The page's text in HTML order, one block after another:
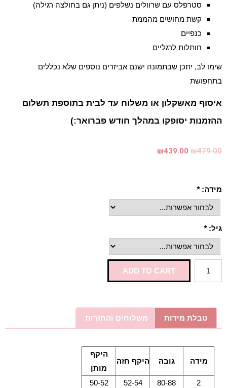
סטרפלס עם שרוולים נשלפים (ניתן גם בחולצה רגילה)
קשת מחושים מהממת
כנפיים
חותלות לרגליים
שימו לב, יתכן שבתמונה ישנם אביזרים נוספים שלא נכללים
בתחפושת
איסוף מאשקלון או משלוח עד לבית בתוספת תשלום
ההזמנות יסופקו במהלך חודש פברואר:)
₪479.00
₪439.00
מידה:*
גיל:*
ADD TO CART
טבלת מידות משלוחים והחזרות
מידה גובה היקף חזה
היקף
מותן
2
80-88
52-54
50-52